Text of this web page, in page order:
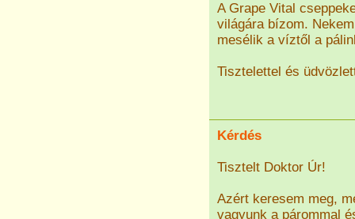
A Grape Vital
világára bízom.
mesélik a víztől a
Tisztelettel és
Kérdés
Tisztelt Doktor Úr!
Azért keresem meg,
vagyunk a párommal